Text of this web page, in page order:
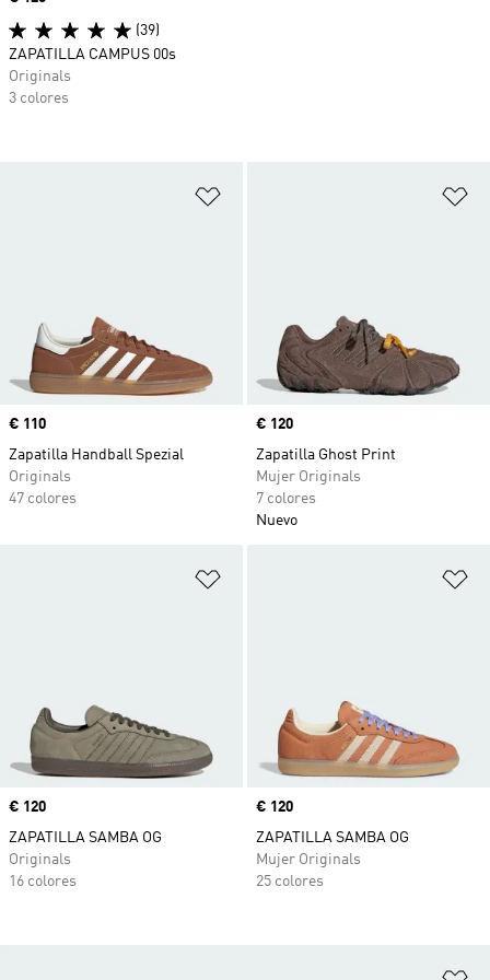
Precio
€ 110
Zapatilla Handball Spezial
Originals
47 colores
Precio
€ 120
Zapatilla Ghost Print
Mujer Originals
7 colores
Nuevo
Precio
€ 120
ZAPATILLA SAMBA OG
Originals
16 colores
Precio
€ 120
ZAPATILLA SAMBA OG
Mujer Originals
25 colores
(39)
ZAPATILLA CAMPUS 00s
Originals
3 colores